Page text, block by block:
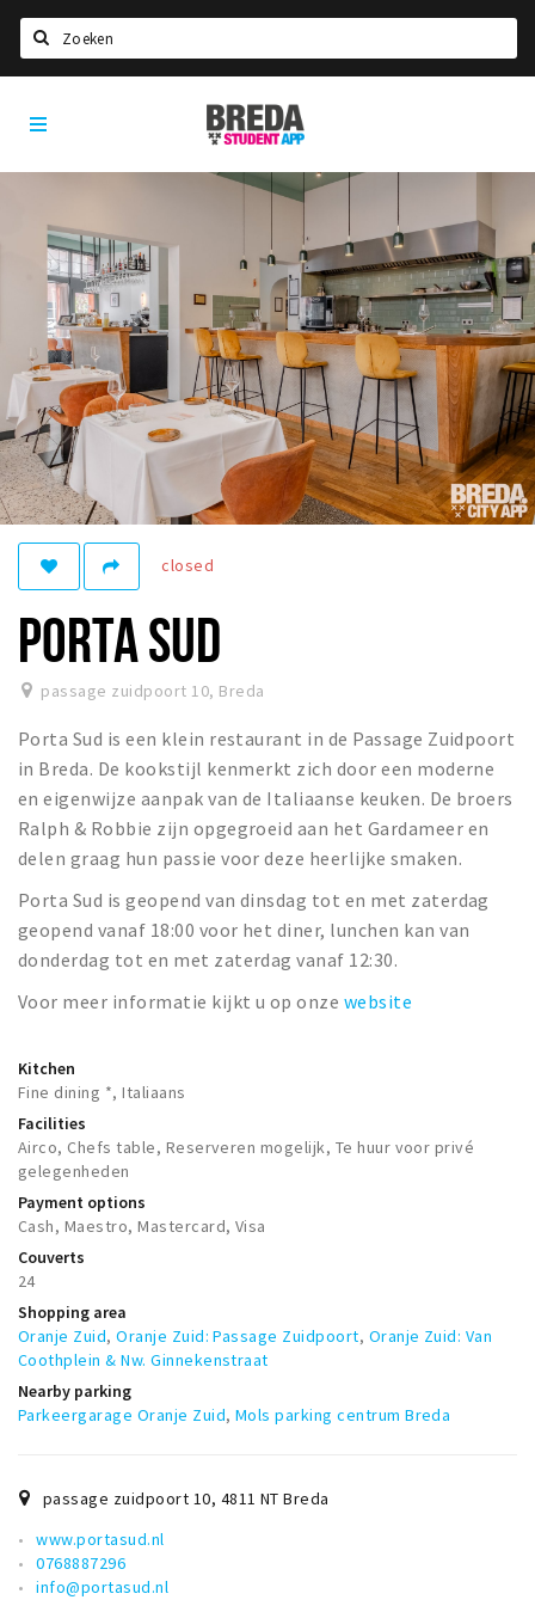
HOME
Welcome in Breda
Student associations
Student council
Student routes
New in town? Check FAQ!
LIVING IN BREDA
Housing
Registering municipality
Health insurance
General practitioner and first aid
Q&A
Breda Student Shop
Spin the wheel!
LEISURE
SportS
News
Agenda
Sights
Trips & activities
Student routes
Nature
Party pics
Restaurants
Bars
Hotels
Recreation
Shops
Parking
Sign in
Breda
Student
closed
PORTA SUD
passage zuidpoort 10, Breda
Porta Sud is een klein restaurant in de Passage Zuidpoort
in Breda. De kookstijl kenmerkt zich door een moderne
en eigenwijze aanpak van de Italiaanse keuken. De broers
Ralph & Robbie zijn opgegroeid aan het Gardameer en
delen graag hun passie voor deze heerlijke smaken.
Porta Sud is geopend van dinsdag tot en met zaterdag
geopend vanaf 18:00 voor het diner, lunchen kan van
donderdag tot en met zaterdag vanaf 12:30.
Voor meer informatie kijkt u op onze website
Kitchen
Fine dining *, Italiaans
Facilities
Airco, Chefs table, Reserveren mogelijk, Te huur voor privé
gelegenheden
Payment options
Cash, Maestro, Mastercard, Visa
Couverts
24
Shopping area
Oranje Zuid,Oranje Zuid: Passage Zuidpoort, Oranje Zuid: Van
Coothplein & Nw. Ginnekenstraat
Nearby parking
Parkeergarage Oranje Zuid, Mols parking centrum Breda
passage zuidpoort 10, 4811 NT Breda
www.portasud.nl
0768887296
info@portasud.nl